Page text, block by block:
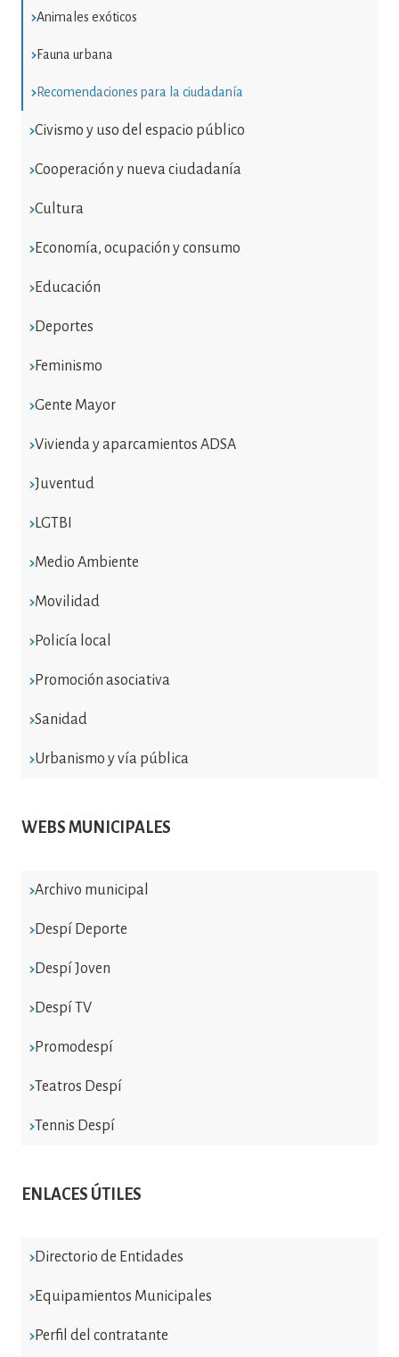
Animales exóticos
Fauna urbana
Recomendaciones para la ciudadanía
Civismo y uso del espacio público
Cooperación y nueva ciudadanía
Cultura
Economía, ocupación y consumo
Educación
Deportes
Feminismo
Gente Mayor
Vivienda y aparcamientos ADSA
Juventud
LGTBI
Medio Ambiente
Movilidad
Policía local
Promoción asociativa
Sanidad
Urbanismo y vía pública
WEBS MUNICIPALES
Archivo municipal
Despí Deporte
Despí Joven
Despí TV
Promodespí
Teatros Despí
Tennis Despí
ENLACES ÚTILES
Directorio de Entidades
Equipamientos Municipales
Perfil del contratante